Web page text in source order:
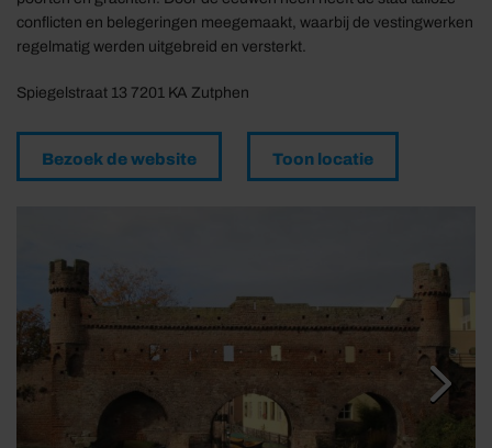
conflicten en belegeringen meegemaakt, waarbij de vestingwerken
regelmatig werden uitgebreid en versterkt.
Spiegelstraat 13 7201 KA Zutphen
Bezoek de website Toon locatie